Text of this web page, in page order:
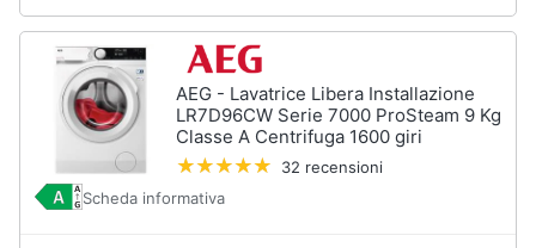
AEG - Lavatrice Libera Installazione
LR7D96CW Serie 7000 ProSteam 9 Kg
Classe A Centrifuga 1600 giri
32 recensioni
Scheda informativa